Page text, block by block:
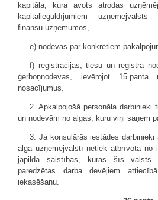
kapitāla, kura avots atrodas
kapitālieguldījumiem
finansu uzņēmumos,
e) nodevas par konkrētiem
f) reģistrācijas, tiesu un reģistra
ģerboņnodevas, ievērojot 15.panta
nosacījumus.
2. Apkalpojošā personāla darbinieki
un nodevām no algas, kuru viņi saņem
3. Ja konsulārās iestādes darbinieki
alga uzņēmējvalstī netiek atbrīvota no
jāpilda saistības, kuras šīs valsts
paredzētas darba devējiem
iekasēšanu.